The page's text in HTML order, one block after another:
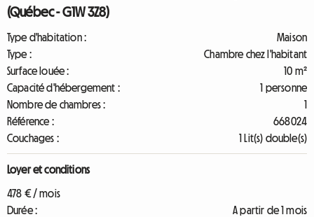
(Québec - G1W 3Z8)
Type d'habitation :
Maison
Type :
Chambre chez l'habitant
Surface louée :
10 m²
Capacité d'hébergement :
1 personne
Nombre de chambres :
1
Référence :
668024
Couchages :
1 Lit(s) double(s)
Loyer et conditions
478 € / mois
Durée :
A partir de 1 mois